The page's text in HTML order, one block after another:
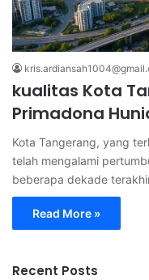
kualitas Kota
Primadona
Kota Tangerang, yang
telah mengalami
beberapa dekade
Read More »
Recent Posts